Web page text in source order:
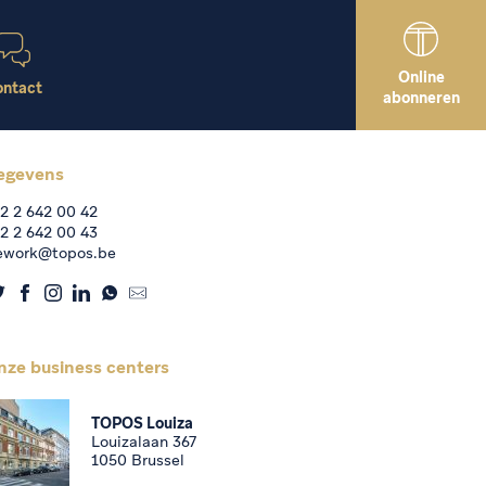
Online
abonneren
2 642 00 42
2 642 00 43
business centers
TOPOS Louiza
Louizalaan 367
1050 Brussel